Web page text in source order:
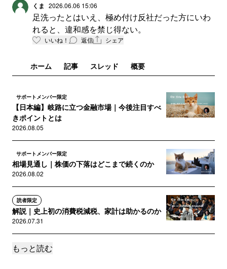
くま 2026.06.06 15:06
足洗ったとはいえ、極め付け反社だった方にいわ
れると、違和感を禁じ得ない。
いいね！ 返信 シェア
ホーム 記事 スレッド 概要
サポートメンバー限定
【日本編】岐路に立つ金融市場｜今後注目すべ
きポイントとは
2026.08.05
サポートメンバー限定
相場見通し｜株価の下落はどこまで続くのか
2026.08.02
読者限定
解説｜史上初の消費税減税、家計は助かるのか
2026.07.31
サポートメンバー限定
もっと読む